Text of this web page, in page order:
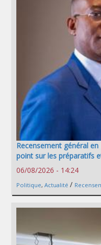
Recensement général
point sur les préparatifs
06/08/2026 - 14:24
Politique, Actualité /